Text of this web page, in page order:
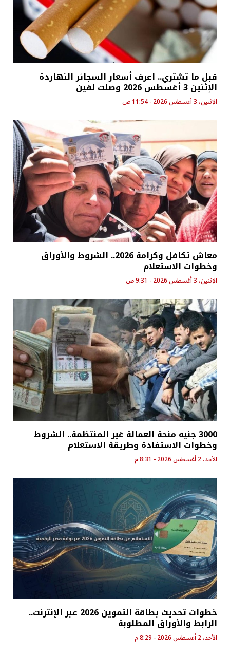
قبل ما تشتري.. اعرف أسعار السجائر النهاردة
الإثنين 3 أغسطس 2026 وصلت لفين
الإثنين، 3 أغسطس 2026 - 11:54 ص
معاش تكافل وكرامة 2026.. الشروط والأوراق
وخطوات الاستعلام
الإثنين، 3 أغسطس 2026 - 9:31 ص
3000 جنيه منحة العمالة غير المنتظمة.. الشروط
وخطوات الاستفادة وطريقة الاستعلام
الأحد، 2 أغسطس 2026 - 8:31 م
خطوات تحديث بطاقة التموين 2026 عبر الإنترنت..
الرابط والأوراق المطلوبة
الأحد، 2 أغسطس 2026 - 8:29 م